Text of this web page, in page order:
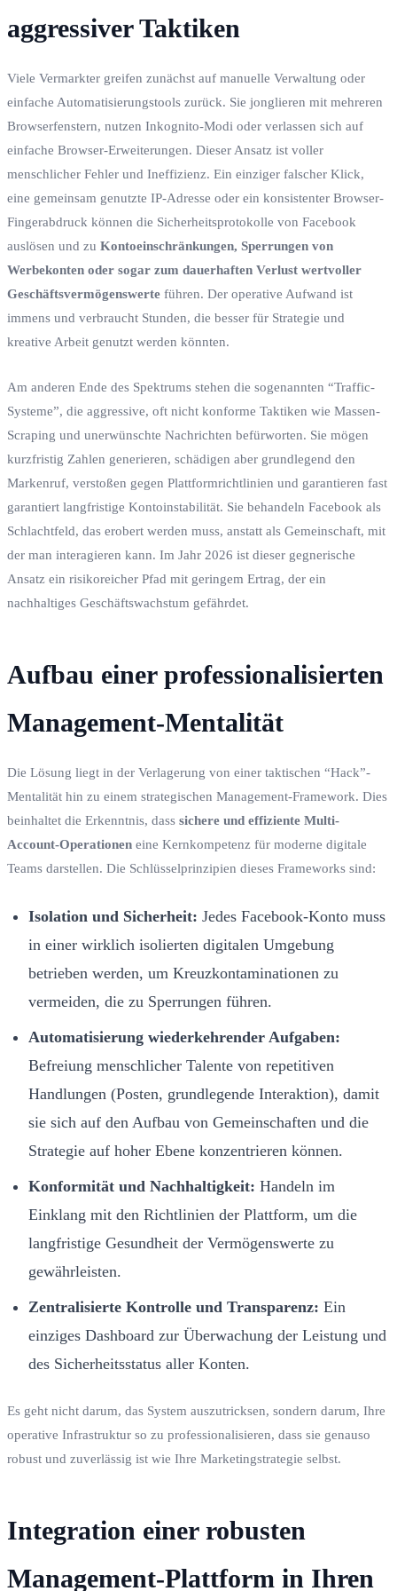
aggressiver Taktiken
Viele Vermarkter greifen zunächst auf manuelle Verwaltung oder
einfache Automatisierungstools zurück. Sie jonglieren mit mehreren
Browserfenstern, nutzen Inkognito-Modi oder verlassen sich auf
einfache Browser-Erweiterungen. Dieser Ansatz ist voller
menschlicher Fehler und Ineffizienz. Ein einziger falscher Klick,
eine gemeinsam genutzte IP-Adresse oder ein konsistenter Browser-
Fingerabdruck können die Sicherheitsprotokolle von Facebook
auslösen und zu Kontoeinschränkungen, Sperrungen von
Werbekonten oder sogar zum dauerhaften Verlust wertvoller
Geschäftsvermögenswerte führen. Der operative Aufwand ist
immens und verbraucht Stunden, die besser für Strategie und
kreative Arbeit genutzt werden könnten.
Am anderen Ende des Spektrums stehen die sogenannten “Traffic-
Systeme”, die aggressive, oft nicht konforme Taktiken wie Massen-
Scraping und unerwünschte Nachrichten befürworten. Sie mögen
kurzfristig Zahlen generieren, schädigen aber grundlegend den
Markenruf, verstoßen gegen Plattformrichtlinien und garantieren fast
garantiert langfristige Kontoinstabilität. Sie behandeln Facebook als
Schlachtfeld, das erobert werden muss, anstatt als Gemeinschaft, mit
der man interagieren kann. Im Jahr 2026 ist dieser gegnerische
Ansatz ein risikoreicher Pfad mit geringem Ertrag, der ein
nachhaltiges Geschäftswachstum gefährdet.
Aufbau einer professionalisierten
Management-Mentalität
Die Lösung liegt in der Verlagerung von einer taktischen “Hack”-
Mentalität hin zu einem strategischen Management-Framework. Dies
beinhaltet die Erkenntnis, dass sichere und effiziente Multi-
Account-Operationen eine Kernkompetenz für moderne digitale
Teams darstellen. Die Schlüsselprinzipien dieses Frameworks sind:
Isolation und Sicherheit: Jedes Facebook-Konto muss
in einer wirklich isolierten digitalen Umgebung
betrieben werden, um Kreuzkontaminationen zu
vermeiden, die zu Sperrungen führen.
Automatisierung wiederkehrender Aufgaben:
Befreiung menschlicher Talente von repetitiven
Handlungen (Posten, grundlegende Interaktion), damit
sie sich auf den Aufbau von Gemeinschaften und die
Strategie auf hoher Ebene konzentrieren können.
Konformität und Nachhaltigkeit: Handeln im
Einklang mit den Richtlinien der Plattform, um die
langfristige Gesundheit der Vermögenswerte zu
gewährleisten.
Zentralisierte Kontrolle und Transparenz: Ein
einziges Dashboard zur Überwachung der Leistung und
des Sicherheitsstatus aller Konten.
Es geht nicht darum, das System auszutricksen, sondern darum, Ihre
operative Infrastruktur so zu professionalisieren, dass sie genauso
robust und zuverlässig ist wie Ihre Marketingstrategie selbst.
Integration einer robusten
Management-Plattform in Ihren